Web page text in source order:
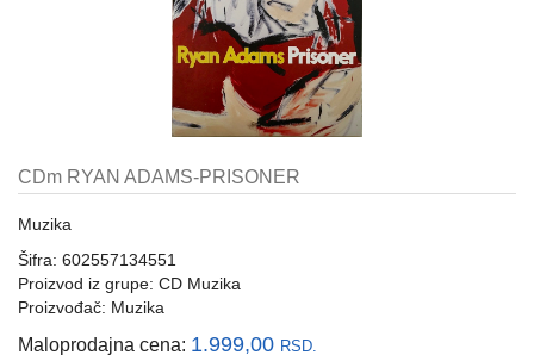
satovi
oprema
Gaming
oprema
Štampanje
CDm RYAN ADAMS-PRISONER
Muzika
Šifra: 602557134551
Proizvod iz grupe: CD Muzika
Proizvođač: Muzika
Maloprodajna cena: 1.999,00 RSD.